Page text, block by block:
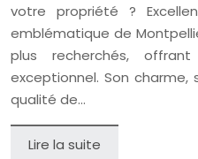
votre propriété ?
emblématique de
plus recherchés,
exceptionnel. Son
qualité de…
Lire la suite